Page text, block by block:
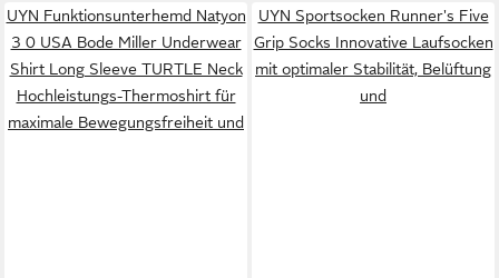
UYN Funktionsunterhemd Natyon
3 0 USA Bode Miller Underwear
Shirt Long Sleeve TURTLE Neck
Hochleistungs-Thermoshirt für
maximale Bewegungsfreiheit und
UYN Sportsocken Runner's Five
Grip Socks Innovative Laufsocken
mit optimaler Stabilität, Belüftung
und